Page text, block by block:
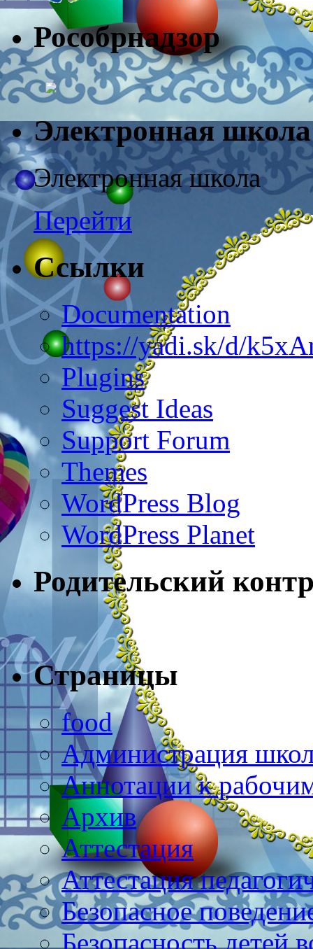
Электронная школа
Электронная школа
Перейти
Ссылки
Documentation
https://yadi.sk/d/
Plugins
Suggest Ideas
Support Forum
Themes
WordPress Blog
WordPress Planet
Родительский
Страницы
food
Администрация
Аннотации к
Архив
Аттестация
Аттестация
Безопасное
Безопасность детей